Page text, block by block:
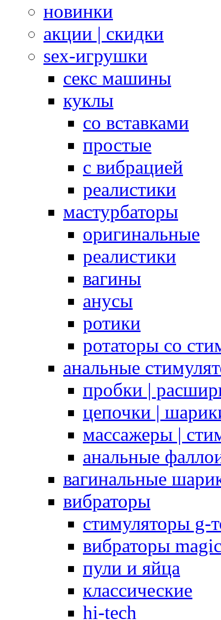
новинки
акции | скидки
sex-игрушки
секс машины
куклы
со вставками
простые
с вибрацией
реалистики
мастурбаторы
оригинальные
реалистики
вагины
анусы
ротики
ротаторы со
анальные
пробки |
цепочки |
массажеры |
анальные
вагинальные
вибраторы
стимуляторы g-
вибраторы
пули и яйца
классические
hi-tech